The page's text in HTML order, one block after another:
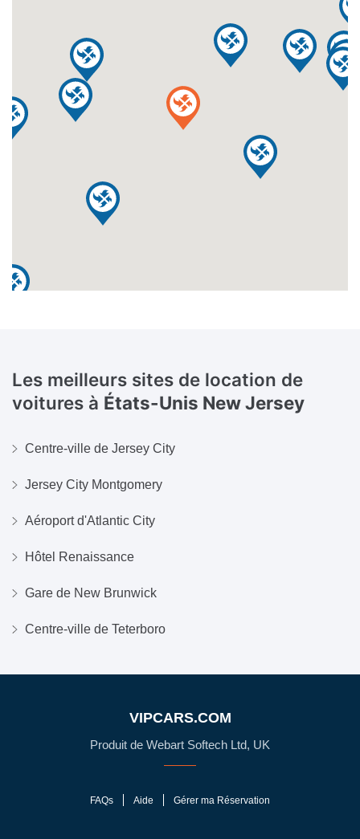
Les meilleurs sites de location de
voitures à États-Unis New Jersey
Centre-ville de Jersey City
Jersey City Montgomery
Aéroport d'Atlantic City
Hôtel Renaissance
Gare de New Brunwick
Centre-ville de Teterboro
VIPCARS.COM
Produit de Webart Softech Ltd, UK
FAQs Aide Gérer ma Réservation